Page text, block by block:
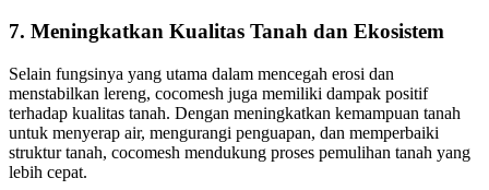
7. Meningkatkan Kualitas Tanah dan Ekosistem
Selain fungsinya yang utama dalam mencegah erosi dan
menstabilkan lereng, cocomesh juga memiliki dampak positif
terhadap kualitas tanah. Dengan meningkatkan kemampuan tanah
untuk menyerap air, mengurangi penguapan, dan memperbaiki
struktur tanah, cocomesh mendukung proses pemulihan tanah yang
lebih cepat.